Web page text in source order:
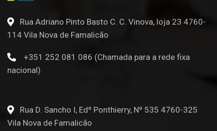
Rua Adriano Pinto Basto C. C. Vinova, loja 23 4760-
114 Vila Nova de Famalicão
+351 252 081 086 (Chamada para a rede fixa
nacional)
Rua D. Sancho I, Edº Ponthierry, Nº 535 4760-325
Vila Nova de Famalicão